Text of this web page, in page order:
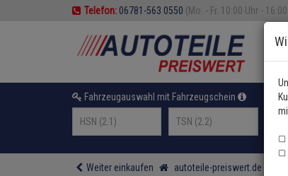
Telefon: 06781-563 0550 (Mo. - Fr. 10:00 Uhr -
Fahrzeugauswahl mit Fahrzeugschein
Weiter einkaufen autoteile-preiswert.de